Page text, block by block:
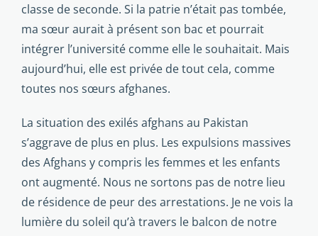
classe de seconde. Si la patrie n’était pas tombée,
ma sœur aurait à présent son bac et pourrait
intégrer l’université comme elle le souhaitait. Mais
aujourd’hui, elle est privée de tout cela, comme
toutes nos sœurs afghanes.
La situation des exilés afghans au Pakistan
s’aggrave de plus en plus. Les expulsions massives
des Afghans y compris les femmes et les enfants
ont augmenté. Nous ne sortons pas de notre lieu
de résidence de peur des arrestations. Je ne vois la
lumière du soleil qu’à travers le balcon de notre